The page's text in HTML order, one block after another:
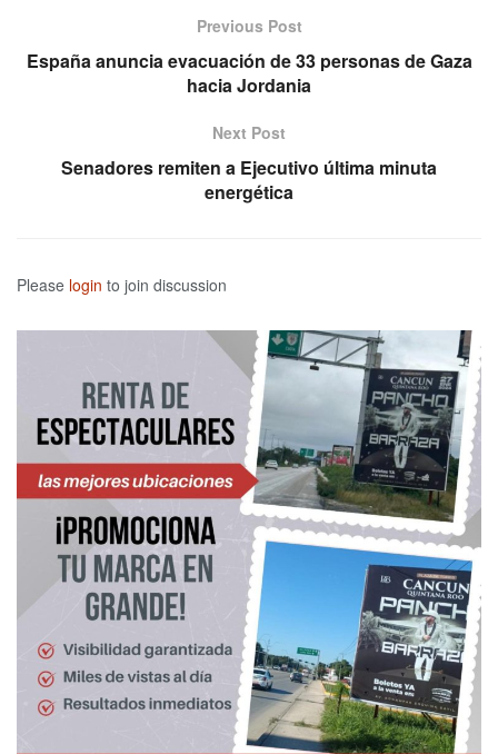
Previous Post
España anuncia evacuación de 33 personas de Gaza
hacia Jordania
Next Post
Senadores remiten a Ejecutivo última minuta
energética
Please login to join discussion